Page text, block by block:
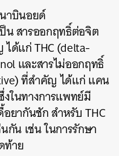
าบินอยด์
น สารออกฤทธิ์ต่อจิต
ด้แก่ THC (delta-
และสารไม่ออกฤทธิ์
ที่สำคัญ ได้แก่ แคน
ในทางการแพทย์มี
ยากันชัก สำหรับ THC
กัน เช่น ในการรักษา
ท้าย